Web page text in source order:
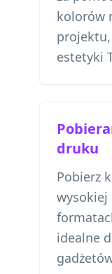
kolorów
projektu,
estetyki
druku
Pobierz
wysokiej
idealne